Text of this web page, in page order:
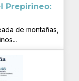
Prepirineo:
de montañas,